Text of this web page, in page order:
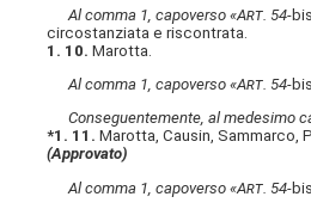
Al comma 1, capoverso «Art. 54-
circostanziata e riscontrata.
1. 10. Marotta.
Al comma 1, capoverso «Art. 54-
Conseguentemente, al medesimo
*1. 11. Marotta, Causin, Sammarco,
(Approvato)
Al comma 1, capoverso «Art . 54-